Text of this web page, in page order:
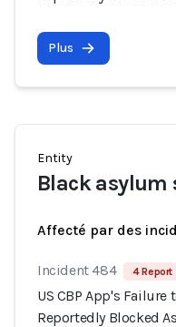
Plus
Entity
Black asylum
Affecté par des
Incident 484 4 Report
US CBP App's Failure
Reportedly Blocked